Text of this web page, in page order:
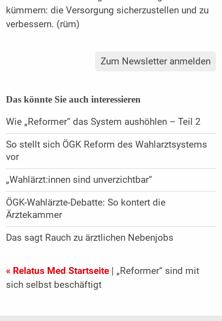
kümmern: die Versorgung sicherzustellen und zu
verbessern. (rüm)
Zum Newsletter anmelden
Das könnte Sie auch interessieren
Wie „Reformer“ das System aushöhlen – Teil 2
So stellt sich ÖGK Reform des Wahlarztsystems
vor
„Wahlärzt:innen sind unverzichtbar“
ÖGK-Wahlärzte-Debatte: So kontert die
Ärztekammer
Das sagt Rauch zu ärztlichen Nebenjobs
« Relatus Med Startseite| „Reformer“ sind mit
sich selbst beschäftigt